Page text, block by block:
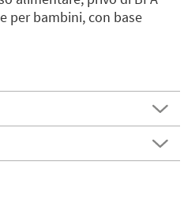
per bambini, con base